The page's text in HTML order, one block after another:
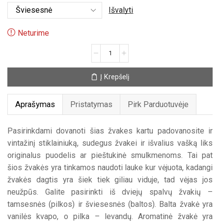
was:
5,99€.4,99€.
Išvalyti
Neturime
Aromatinė
žvakėĮ Krepšelį
Aprašymas Pristatymas Pirk Parduotuvėje
Pasirinkdami dovanoti šias žvakes kartu padovanosite ir
vintažinį stiklainiuką, sudegus žvakei ir išvalius vašką liks
originalus puodelis ar pieštukinė smulkmenoms. Tai pat
šios žvakės yra tinkamos naudoti lauke kur vėjuota, kadangi
žvakės dagtis yra šiek tiek giliau viduje, tad vėjas jos
neužpūs. Galite pasirinkti iš dviejų spalvų žvakių –
tamsesnės (pilkos) ir šviesesnės (baltos). Balta žvakė yra
vanilės kvapo, o pilka – levandų. Aromatinė žvakė yra